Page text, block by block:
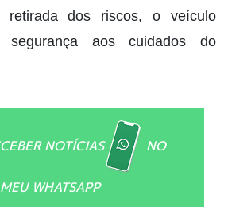
retirada dos riscos, o veículo
segurança aos cuidados do
NOTÍCIAS NO
MEU WHATSAPP